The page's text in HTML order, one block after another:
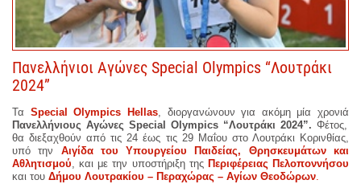
Πανελλήνιοι Αγώνες Special Olympics “Λουτράκι
2024”
Τα Special Olympics Hellas, διοργανώνουν για ακόμη μία χρονιά
Πανελλήνιους Αγώνες Special Olympics “Λουτράκι 2024”. Φέτος,
θα διεξαχθούν από τις 24 έως τις 29 Μαΐου στο Λουτράκι Κορινθίας,
υπό την Αιγίδα του Υπουργείου Παιδείας, Θρησκευμάτων και
Αθλητισμού, και με την υποστήριξη της Περιφέρειας Πελοποννήσου
και του Δήμου Λουτρακίου – Περαχώρας – Αγίων Θεοδώρων.